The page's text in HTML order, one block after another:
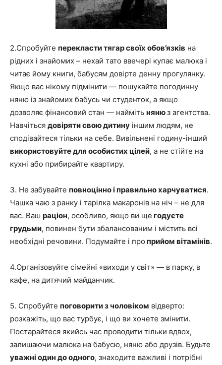
2.Спробуйте перекласти тягар своїх обов’язків на
рідних і знайомих – нехай тато ввечері купає малюка і
читає йому книги, бабусям довірте денну прогулянку.
Якщо вас нікому підмінити — пошукайте погодинну
няню із знайомих бабусь чи студенток, а якщо
дозволяє фінансовий стан — найміть нянюз агентства.
Навчіться довіряти свою дитину іншим людям, не
сподівайтеся тільки на себе. Вивільнені годину-інший
використовуйте для особистих цілей, а не стійте на
кухні або прибирайте квартиру.
3. Не забувайте повноцінно і правильно харчуватися.
Чашка чаю з ранку і тарілка макаронів на ніч – не для
вас. Ваш раціон, особливо, якщо ви ще годуєте
грудьми, повинен бути збалансованим і містить всі
необхідні речовини. Подумайте і про прийом вітамінів.
4.Організовуйте сімейні «виходи у світ» — в парку, в
кафе, на дитячий майданчик.
5. Спробуйте поговорити з чоловіком відверто:
розкажіть, що вас турбує, і що ви хочете змінити.
Постарайтеся якийсь час проводити тільки вдвох,
залишаючи малюка на бабусю, няню або друзів. Будьте
уважні один до одного, знаходите важливі і потрібні